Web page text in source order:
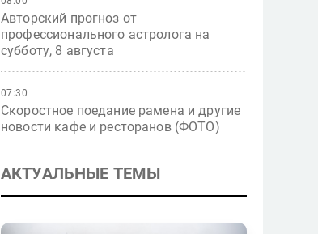
Авторский прогноз от
профессионального астролога на
субботу, 8 августа
Скоростное поедание рамена и другие
новости кафе и ресторанов (ФОТО)
07:30
АКТУАЛЬНЫЕ ТЕМЫ